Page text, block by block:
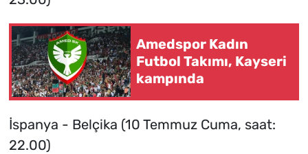
Amedspor Kadın
Futbol Takımı, Kayseri
kampında
İspanya - Belçika (10 Temmuz Cuma, saat:
22.00)